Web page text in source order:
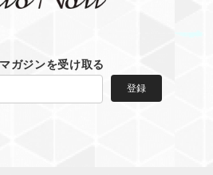
ガジンを受け取る
登録